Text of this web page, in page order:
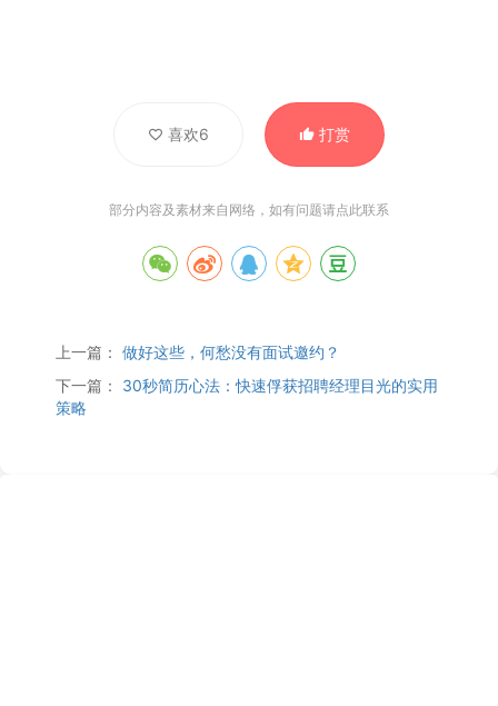
喜欢6 打赏
部分内容及素材来自网络，如有问题请点此联系
上一篇： 做好这些，何愁没有面试邀约？
下一篇： 30秒简历心法：快速俘获招聘经理目光的实用
策略